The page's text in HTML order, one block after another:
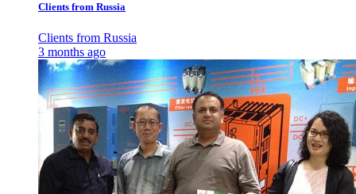
Clients from Russia
Clients from Russia
3 months ago